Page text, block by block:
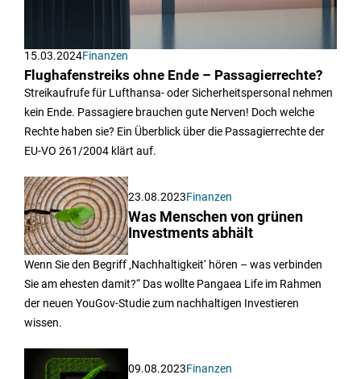
15.03.2024Finanzen
Flughafenstreiks ohne Ende – Passagierrechte?
Streikaufrufe für Lufthansa- oder Sicherheitspersonal nehmen
kein Ende. Passagiere brauchen gute Nerven! Doch welche
Rechte haben sie? Ein Überblick über die Passagierrechte der
EU-VO 261/2004 klärt auf.
23.08.2023Finanzen
Was Menschen von grünen
Investments abhält
Wenn Sie den Begriff ‚Nachhaltigkeit‘ hören – was verbinden
Sie am ehesten damit?“ Das wollte Pangaea Life im Rahmen
der neuen YouGov-Studie zum nachhaltigen Investieren
wissen.
09.08.2023Finanzen